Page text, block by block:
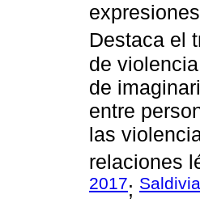
Destaca el
de
de
entre
las
relaciones
2017;